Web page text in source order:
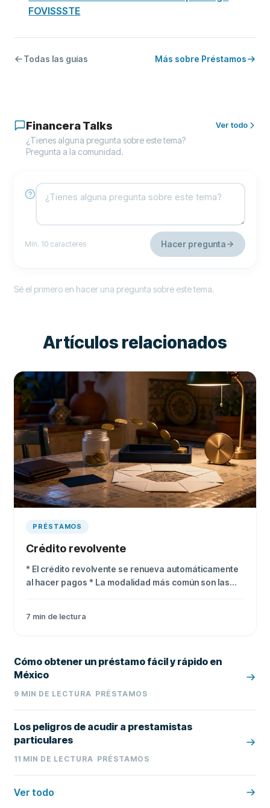
FOVISSSTE
Todas las guías Más sobre Préstamos
Financera Talks
¿Tienes alguna pregunta sobre este tema?
Pregunta a la comunidad.
Ver todo
Mín. 10 caracteres Hacer pregunta
Sé el primero en hacer una pregunta sobre este tema.
Artículos relacionados
PRÉSTAMOS
Crédito revolvente
* El crédito revolvente se renueva automáticamente
al hacer pagos * La modalidad más común son las
7 min de lectura
Cómo obtener un préstamo fácil y rápido en
México
9 MIN DE LECTURA PRÉSTAMOS
Los peligros de acudir a prestamistas
particulares
11 MIN DE LECTURA PRÉSTAMOS
Ver todo